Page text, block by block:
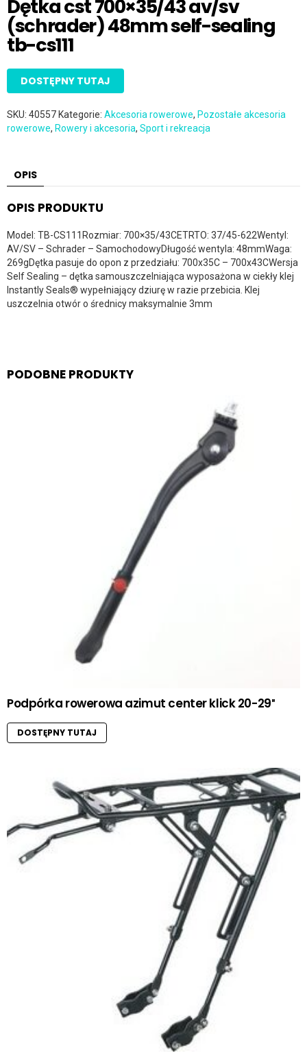
Dętka cst 700×35/43 av/sv
(schrader) 48mm self-sealing
tb-cs111
DOSTĘPNY TUTAJ
SKU: 40557Kategorie: Akcesoria rowerowe, Pozostałe akcesoria
rowerowe, Rowery i akcesoria, Sport i rekreacja
OPIS
OPIS PRODUKTU
Model: TB-CS111Rozmiar: 700×35/43CETRTO: 37/45-622Wentyl:
AV/SV – Schrader – SamochodowyDługość wentyla: 48mmWaga:
269gDętka pasuje do opon z przedziału: 700x35C – 700x43CWersja
Self Sealing – dętka samouszczelniająca wyposażona w ciekły klej
Instantly Seals® wypełniający dziurę w razie przebicia. Klej
uszczelnia otwór o średnicy maksymalnie 3mm
PODOBNE PRODUKTY
Podpórka rowerowa azimut center klick 20-29″
DOSTĘPNY TUTAJ